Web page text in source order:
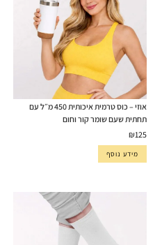
אוזי – כוס טרמית איכותית 450 מ״ל עם
תחתית שעם שומר קור וחום
₪125
מידע נוסף